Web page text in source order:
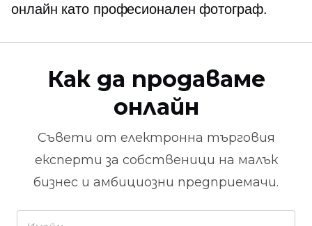
онлайн като професионален фотограф.
Как да продаваме
онлайн
Съвети от електронна търговия
експерти за собственици на малък
бизнес и амбициозни предприемачи.